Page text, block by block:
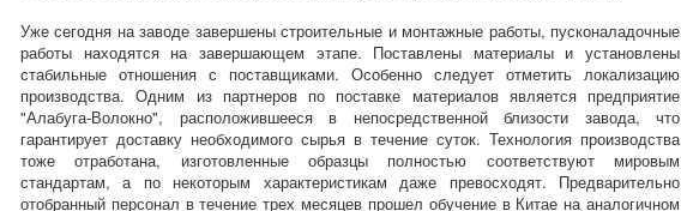
Уже сегодня на заводе завершены строительные и монтажные работы, пусконаладочные
работы находятся на завершающем этапе. Поставлены материалы и установлены
стабильные отношения с поставщиками. Особенно следует отметить локализацию
производства. Одним из партнеров по поставке материалов является предприятие
"Алабуга-Волокно", расположившееся в непосредственной близости завода, что
гарантирует доставку необходимого сырья в течение суток. Технология производства
тоже отработана, изготовленные образцы полностью соответствуют мировым
стандартам, а по некоторым характеристикам даже превосходят. Предварительно
отобранный персонал в течение трех месяцев прошел обучение в Китае на аналогичном